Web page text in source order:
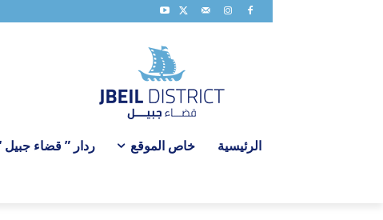
الرئيسية خاص الموقع ردار ” قضاء جبيل “